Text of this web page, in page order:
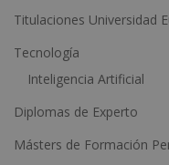
e
Titulaciones Universidad
Tecnología
Inteligencia Artificial
Diplomas de Experto
Másters de Formación